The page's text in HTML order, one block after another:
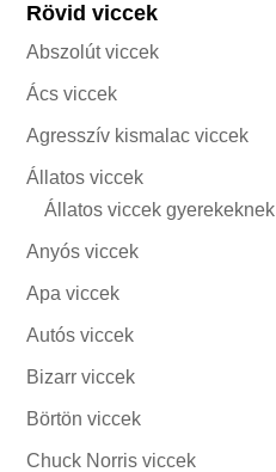
Rövid viccek
Abszolút viccek
Ács viccek
Agresszív kismalac viccek
Állatos viccek
Állatos viccek gyerekeknek
Anyós viccek
Apa viccek
Autós viccek
Bizarr viccek
Börtön viccek
Chuck Norris viccek